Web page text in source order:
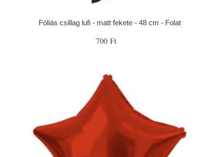
Fóliás csillag lufi - matt fekete - 48 cm - Folat
700 Ft